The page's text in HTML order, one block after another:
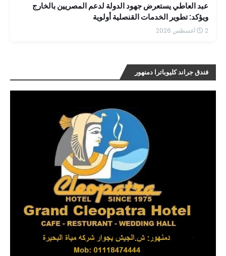
عبد العاطي يستعرض جهود الدولة لدعم المصريين بالخارج
ويؤكد: تطوير الخدمات القنصلية أولوية
2 أغسطس 2026
فندق جراند كليوباترا دمنهور